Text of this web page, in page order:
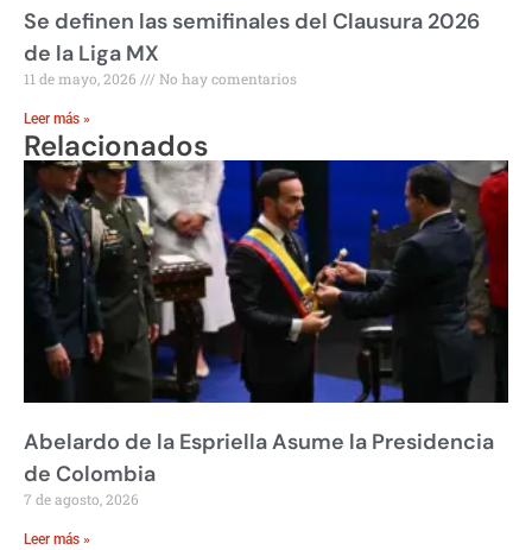
Se definen las semifinales del Clausura 2026
de la Liga MX
11 de mayo, 2026 No hay comentarios
Leer más »
Relacionados
Abelardo de la Espriella Asume la Presidencia
de Colombia
7 de agosto, 2026
Leer más »